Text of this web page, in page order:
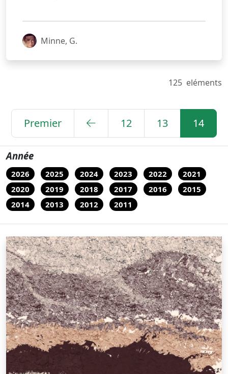
Minne, G.
125 eléments
Premier 12 13 14
Année
2026 2025 2024 2023 2022
2021
2020
2019 2018 2017 2016
2015
2014
2013 2012 2011